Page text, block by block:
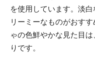
を使用しています。淡
リーミーなものがおす
ゃの色鮮やかな見た目
りです。